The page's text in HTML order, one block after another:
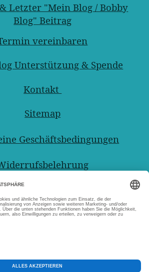
Letzter "Mein Blog / Bobby
Blog" Beitrag
vereinbaren
Unterstützung & Spende
Kontakt
Sitemap
Geschäftsbedingungen
Abo Kündigen